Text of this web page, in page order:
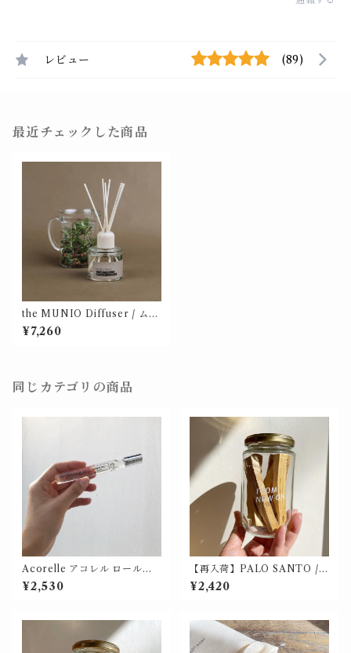
レビュー (89)
最近チェックした商品
the MUNIO Diffuser / ムニ
オ デュフューザー
¥7,260
同じカテゴリの商品
Acorelle アコレル ロールオ
ンフレグランス 10ml【オーガ
ニック】
¥2,530
【再入荷】PALO SANTO /
パロサントの瓶詰 50g入
¥2,420